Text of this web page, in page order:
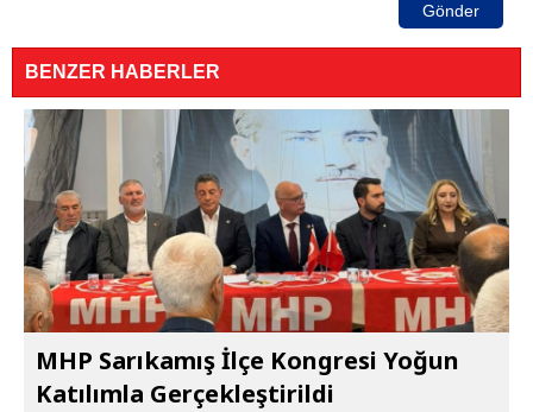
Gönder
BENZER HABERLER
MHP Sarıkamış İlçe Kongresi Yoğun
Katılımla Gerçekleştirildi